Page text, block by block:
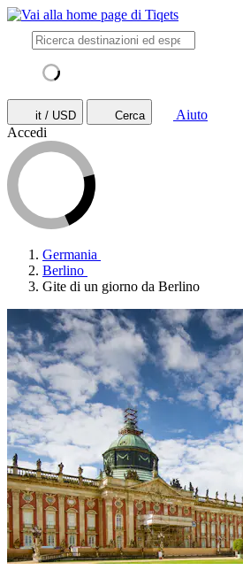
it / USD Cerca
Aiuto
Accedi
Germania
Berlino
Gite di un giorno da Berlino